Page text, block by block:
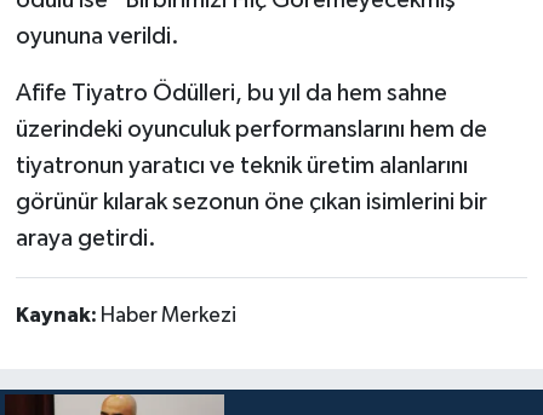
oyununa verildi.
Afife Tiyatro Ödülleri, bu yıl da hem sahne
üzerindeki oyunculuk performanslarını hem de
tiyatronun yaratıcı ve teknik üretim alanlarını
görünür kılarak sezonun öne çıkan isimlerini bir
araya getirdi.
Kaynak: Haber Merkezi